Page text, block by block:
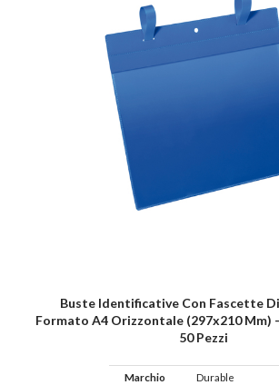
Buste Identificative Con Fascette
Formato A4 Orizzontale (297x210 Mm)
50 Pezzi
Marchio
Durable